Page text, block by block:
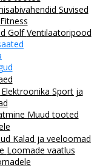
Suvised
Fitness
GolfVentilaatoripood
Elektroonika Sport ja
Muud tooted
Kalad ja veeloomad
Loomade vaatlus